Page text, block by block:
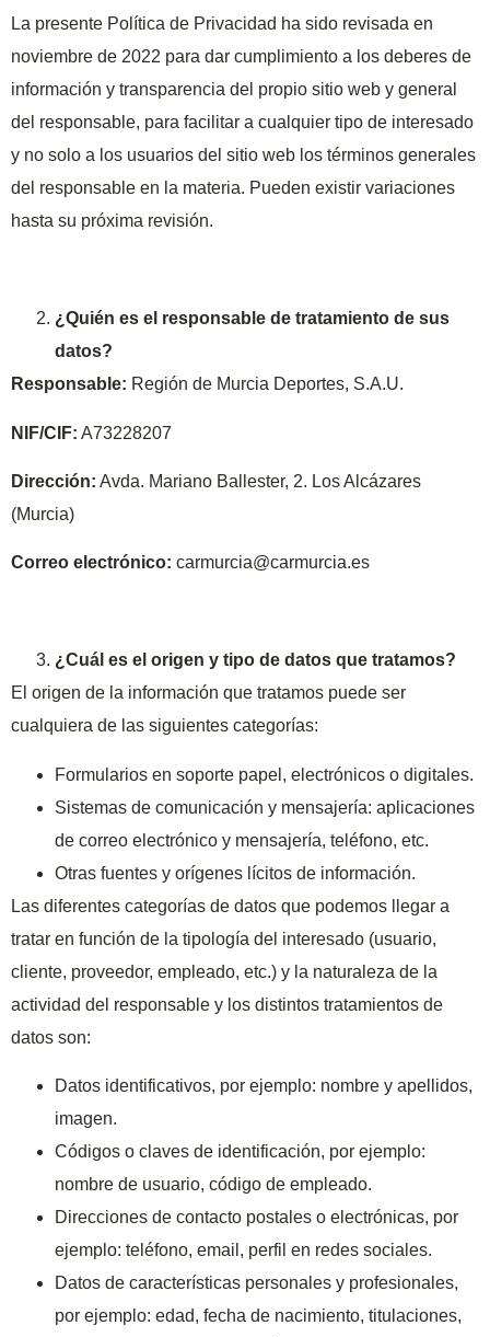
La presente Política de Privacidad ha sido revisada en
noviembre de 2022 para dar cumplimiento a los deberes de
información y transparencia del propio sitio web y general
del responsable, para facilitar a cualquier tipo de interesado
y no solo a los usuarios del sitio web los términos generales
del responsable en la materia. Pueden existir variaciones
hasta su próxima revisión.
¿Quién es el responsable de tratamiento de sus
datos?
Responsable: Región de Murcia Deportes, S.A.U.
NIF/CIF: A73228207
Dirección: Avda. Mariano Ballester, 2. Los Alcázares
(Murcia)
Correo electrónico: carmurcia@carmurcia.es
¿Cuál es el origen y tipo de datos que tratamos?
El origen de la información que tratamos puede ser
cualquiera de las siguientes categorías:
Formularios en soporte papel, electrónicos o digitales.
Sistemas de comunicación y mensajería: aplicaciones
de correo electrónico y mensajería, teléfono, etc.
Otras fuentes y orígenes lícitos de información.
Las diferentes categorías de datos que podemos llegar a
tratar en función de la tipología del interesado (usuario,
cliente, proveedor, empleado, etc.) y la naturaleza de la
actividad del responsable y los distintos tratamientos de
datos son:
Datos identificativos, por ejemplo: nombre y apellidos,
imagen.
Códigos o claves de identificación, por ejemplo:
nombre de usuario, código de empleado.
Direcciones de contacto postales o electrónicas, por
ejemplo: teléfono, email, perfil en redes sociales.
Datos de características personales y profesionales,
por ejemplo: edad, fecha de nacimiento, titulaciones,